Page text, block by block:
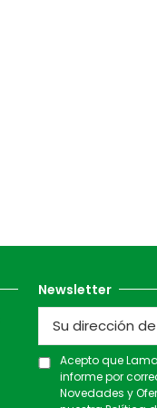
Newsletter
Acepto que
informe por
Novedades y